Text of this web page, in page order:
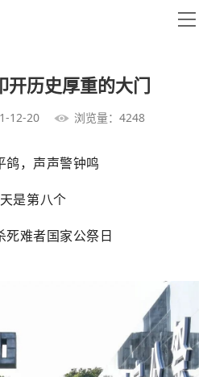
开历史厚重的大门
12-20 浏览量：4248
， 声声警钟鸣
是第八个
死难者国家公祭日